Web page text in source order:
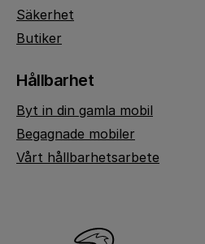
Säkerhet
Butiker
Hållbarhet
Byt in din gamla mobil
Begagnade mobiler
Vårt hållbarhetsarbete